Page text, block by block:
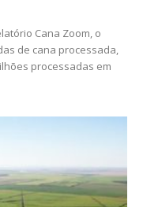
Cana Zoom, o
de cana processada,
processadas em